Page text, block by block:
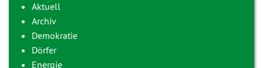
Aktuell
Archiv
Demokratie
Dörfer
Energie